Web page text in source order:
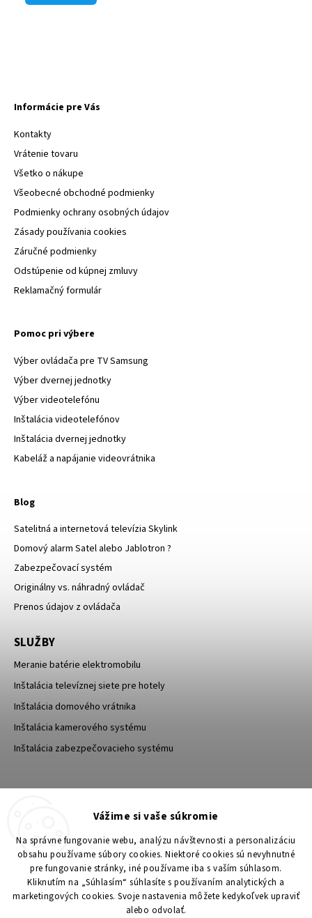
Vážime si vaše súkromie
Na správne fungovanie webu, analýzu návštevnosti a personalizáciu
obsahu používame súbory cookies. Niektoré cookies sú nevyhnutné
pre fungovanie stránky, iné používame iba s vaším súhlasom.
Kliknutím na „Súhlasím“ súhlasíte s používaním analytických a
marketingových cookies. Svoje nastavenia môžete kedykoľvek upraviť
alebo odvolať.
Informácie pre Vás
Kontakty
Vrátenie tovaru
Všetko o nákupe
Všeobecné obchodné podmienky
Podmienky ochrany osobných údajov
Zásady používania cookies
Záručné podmienky
Odstúpenie od kúpnej zmluvy
Reklamačný formulár
Pomoc pri výbere
Výber ovládača pre TV Samsung
Výber dvernej jednotky
Výber videotelefónu
Inštalácia videotelefónov
Inštalácia dvernej jednotky
Kabeláž a napájanie videovrátnika
Blog
Satelitná a internetová televízia Skylink
Domový alarm Satel alebo Jablotron ?
Zabezpečovací systém
Originálny vs. náhradný ovládač
Prenos údajov z ovládača
SLUŽBY
Meranie batérie elektromobilu
Inštalácia televíznej siete pre hotely
Inštalácia domového vrátnika
Inštalácia kamerového systému
Inštalácia zabezpečovacieho systému